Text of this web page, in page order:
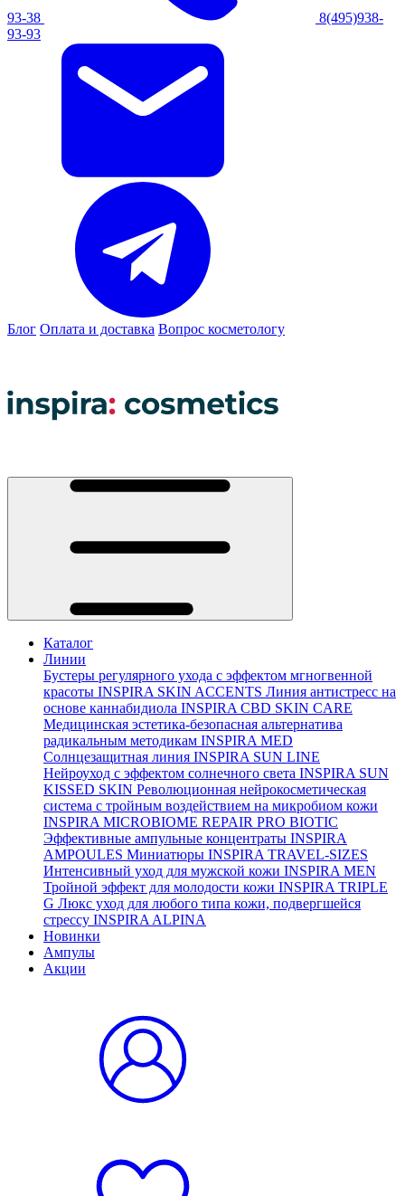
93-38
8(495)938-
93-93
Блог Оплата и доставка Вопрос косметологу
Каталог
Линии
Бустеры регулярного ухода с эффектом мгногвенной
красоты INSPIRA SKIN ACCENTS Линия антистресс на
основе каннабидиола INSPIRA CBD SKIN CARE
Медицинская эстетика-безопасная альтернатива
радикальным методикам INSPIRA MED
Солнцезащитная линия INSPIRA SUN LINE
Нейроуход с эффектом солнечного света INSPIRA SUN
KISSED SKIN Революционная нейрокосметическая
система с тройным воздействием на микробиом кожи
INSPIRA MICROBIOME REPAIR PRO BIOTIC
Эффективные ампульные концентраты INSPIRA
AMPOULES Миниатюры INSPIRA TRAVEL-SIZES
Интенсивный уход для мужской кожи INSPIRA MEN
Тройной эффект для молодости кожи INSPIRA TRIPLE
G Люкс уход для любого типа кожи, подвергшейся
стрессу INSPIRA ALPINA
Новинки
Ампулы
Акции